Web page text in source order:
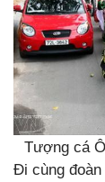
Tượng cá
Đi cùng